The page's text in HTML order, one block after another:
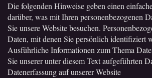
Die folgenden Hinweise geben einen
darüber, was mit Ihren personenbezogenen
Sie unsere Website besuchen.
Daten, mit denen Sie persönlich identifiziert
Ausführliche Informationen zum Thema
Sie unserer unter diesem Text aufgeführten
Datenerfassung auf unserer Website